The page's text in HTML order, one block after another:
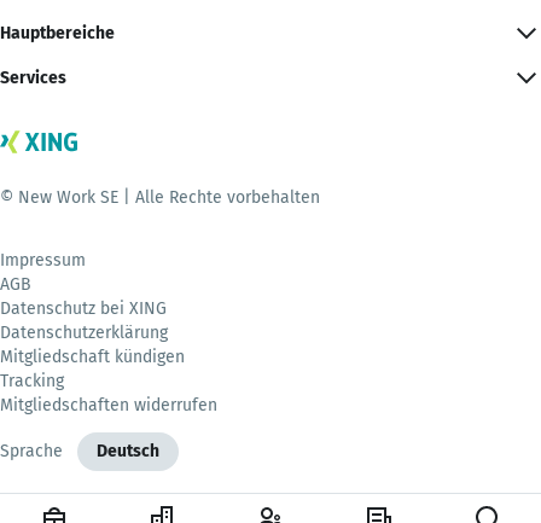
Hauptbereiche
Services
© New Work SE | Alle Rechte vorbehalten
Impressum
AGB
Datenschutz bei XING
Datenschutzerklärung
Mitgliedschaft kündigen
Tracking
Mitgliedschaften widerrufen
Sprache Deutsch